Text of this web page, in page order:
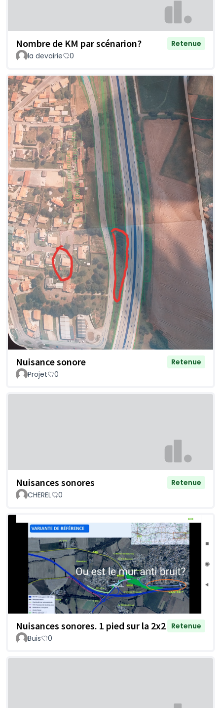
Nombre de KM par scénarion?
Retenue
la devairie
0
Nuisance sonore
Retenue
Projet
0
Nuisances sonores
Retenue
CHEREL
0
Nuisances sonores. 1 pied sur la 2x2 Retenue
Buis
0